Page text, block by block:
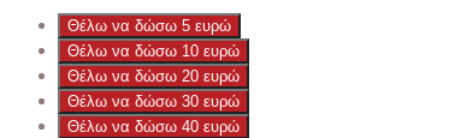
Θέλω να δώσω 5 ευρώ
Θέλω να δώσω 10 ευρώ
Θέλω να δώσω 20 ευρώ
Θέλω να δώσω 30 ευρώ
Θέλω να δώσω 40 ευρώ